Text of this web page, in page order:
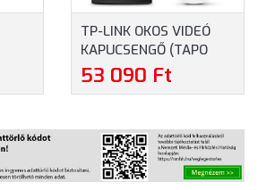
TP-LINK OKOS VIDEÓ
KAPUCSENGŐ (TAPO
D235)
53 090 Ft